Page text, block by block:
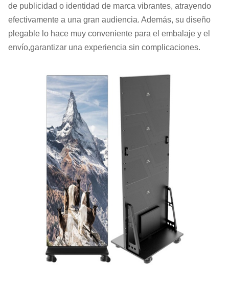
de publicidad o identidad de marca vibrantes, atrayendo
efectivamente a una gran audiencia. Además, su diseño
plegable lo hace muy conveniente para el embalaje y el
envío,garantizar una experiencia sin complicaciones.